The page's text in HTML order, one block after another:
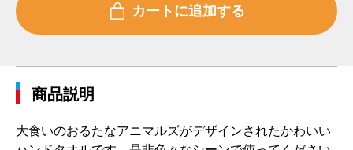
商品説明
大食いのおるたなアニマルズがデザインされたかわいい